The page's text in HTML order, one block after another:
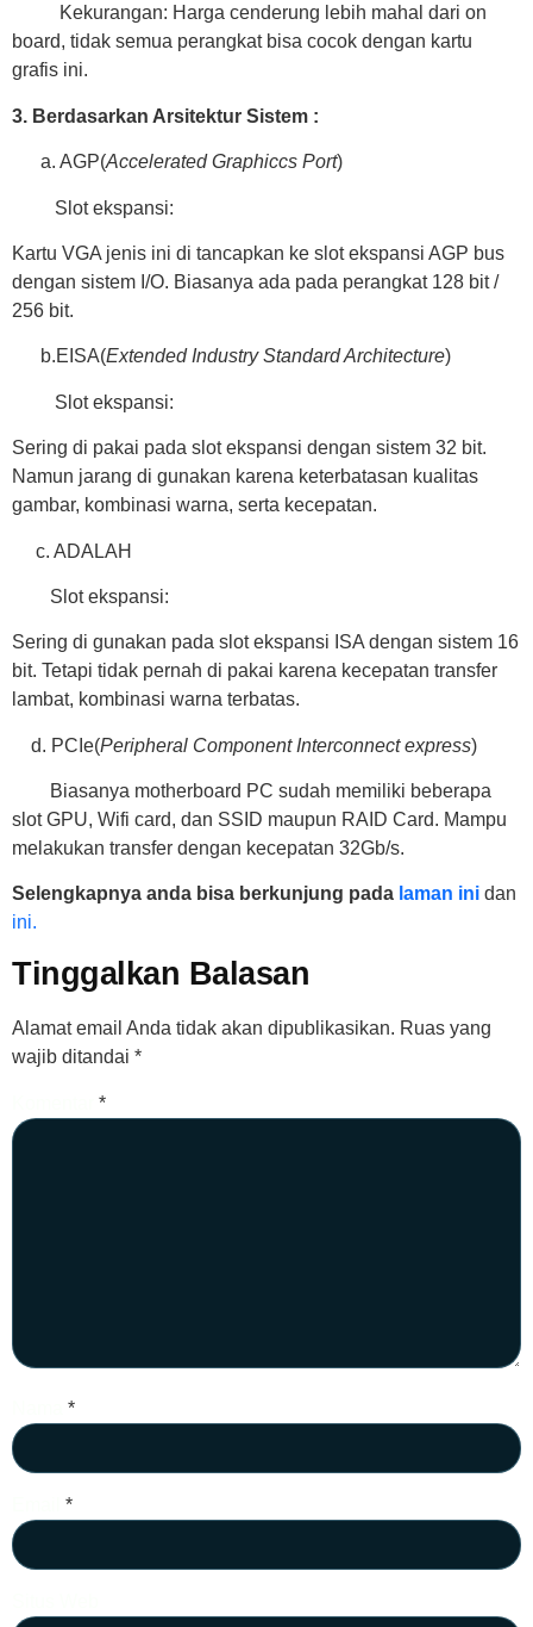
Kekurangan: Harga cenderung lebih mahal dari on
board, tidak semua perangkat bisa cocok dengan kartu
grafis ini.
3. Berdasarkan Arsitektur Sistem :
a. AGP(Accelerated Graphiccs Port)
Slot ekspansi:
Kartu VGA jenis ini di tancapkan ke slot ekspansi AGP bus
dengan sistem I/O. Biasanya ada pada perangkat 128 bit /
256 bit.
b.EISA(Extended Industry Standard Architecture)
Slot ekspansi:
Sering di pakai pada slot ekspansi dengan sistem 32 bit.
Namun jarang di gunakan karena keterbatasan kualitas
gambar, kombinasi warna, serta kecepatan.
c. ADALAH
Slot ekspansi:
Sering di gunakan pada slot ekspansi ISA dengan sistem 16
bit. Tetapi tidak pernah di pakai karena kecepatan transfer
lambat, kombinasi warna terbatas.
d. PCIe(Peripheral Component Interconnect express)
Biasanya motherboard PC sudah memiliki beberapa
slot GPU, Wifi card, dan SSID maupun RAID Card. Mampu
melakukan transfer dengan kecepatan 32Gb/s.
Selengkapnya anda bisa berkunjung pada laman ini dan
ini.
Tinggalkan Balasan
Alamat email Anda tidak akan dipublikasikan. Ruas yang
wajib ditandai *
*
*
*